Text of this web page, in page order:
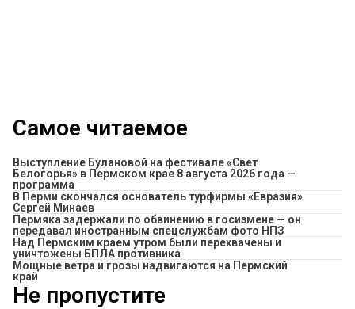
Самое читаемое
Выступление Булановой на фестивале «Свет
Белогорья» в Пермском крае 8 августа 2026 года —
программа
В Перми скончался основатель турфирмы «Евразия»
Сергей Минаев
Пермяка задержали по обвинению в госизмене — он
передавал иностранным спецслужбам фото НПЗ
Над Пермским краем утром были перехвачены и
уничтожены БПЛА противника
Мощные ветра и грозы надвигаются на Пермский
край
Не пропустите